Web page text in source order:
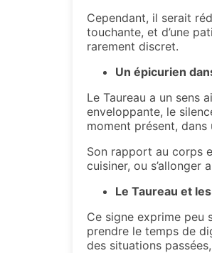
Cependant, il serait
touchante, et d’une
rarement discret.
Un épicurien
Le Taureau a un sens
enveloppante, le
moment présent,
Son rapport au corps
cuisiner, ou s’allonger
Le Taureau et
Ce signe exprime peu
prendre le temps de
des situations